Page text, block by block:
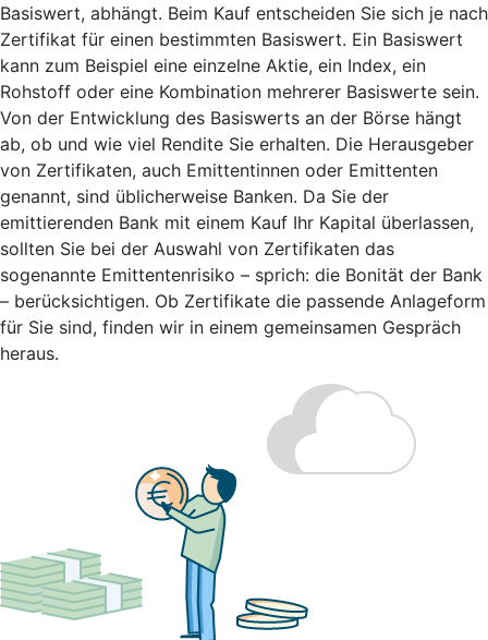
Basiswert, abhängt. Beim Kauf entscheiden Sie sich je nach
Zertifikat für einen bestimmten Basiswert. Ein Basiswert
kann zum Beispiel eine einzelne Aktie, ein Index, ein
Rohstoff oder eine Kombination mehrerer Basiswerte sein.
Von der Entwicklung des Basiswerts an der Börse hängt
ab, ob und wie viel Rendite Sie erhalten. Die Herausgeber
von Zertifikaten, auch Emittentinnen oder Emittenten
genannt, sind üblicherweise Banken. Da Sie der
emittierenden Bank mit einem Kauf Ihr Kapital überlassen,
sollten Sie bei der Auswahl von Zertifikaten das
sogenannte Emittentenrisiko – sprich: die Bonität der Bank
– berücksichtigen. Ob Zertifikate die passende Anlageform
für Sie sind, finden wir in einem gemeinsamen Gespräch
heraus.